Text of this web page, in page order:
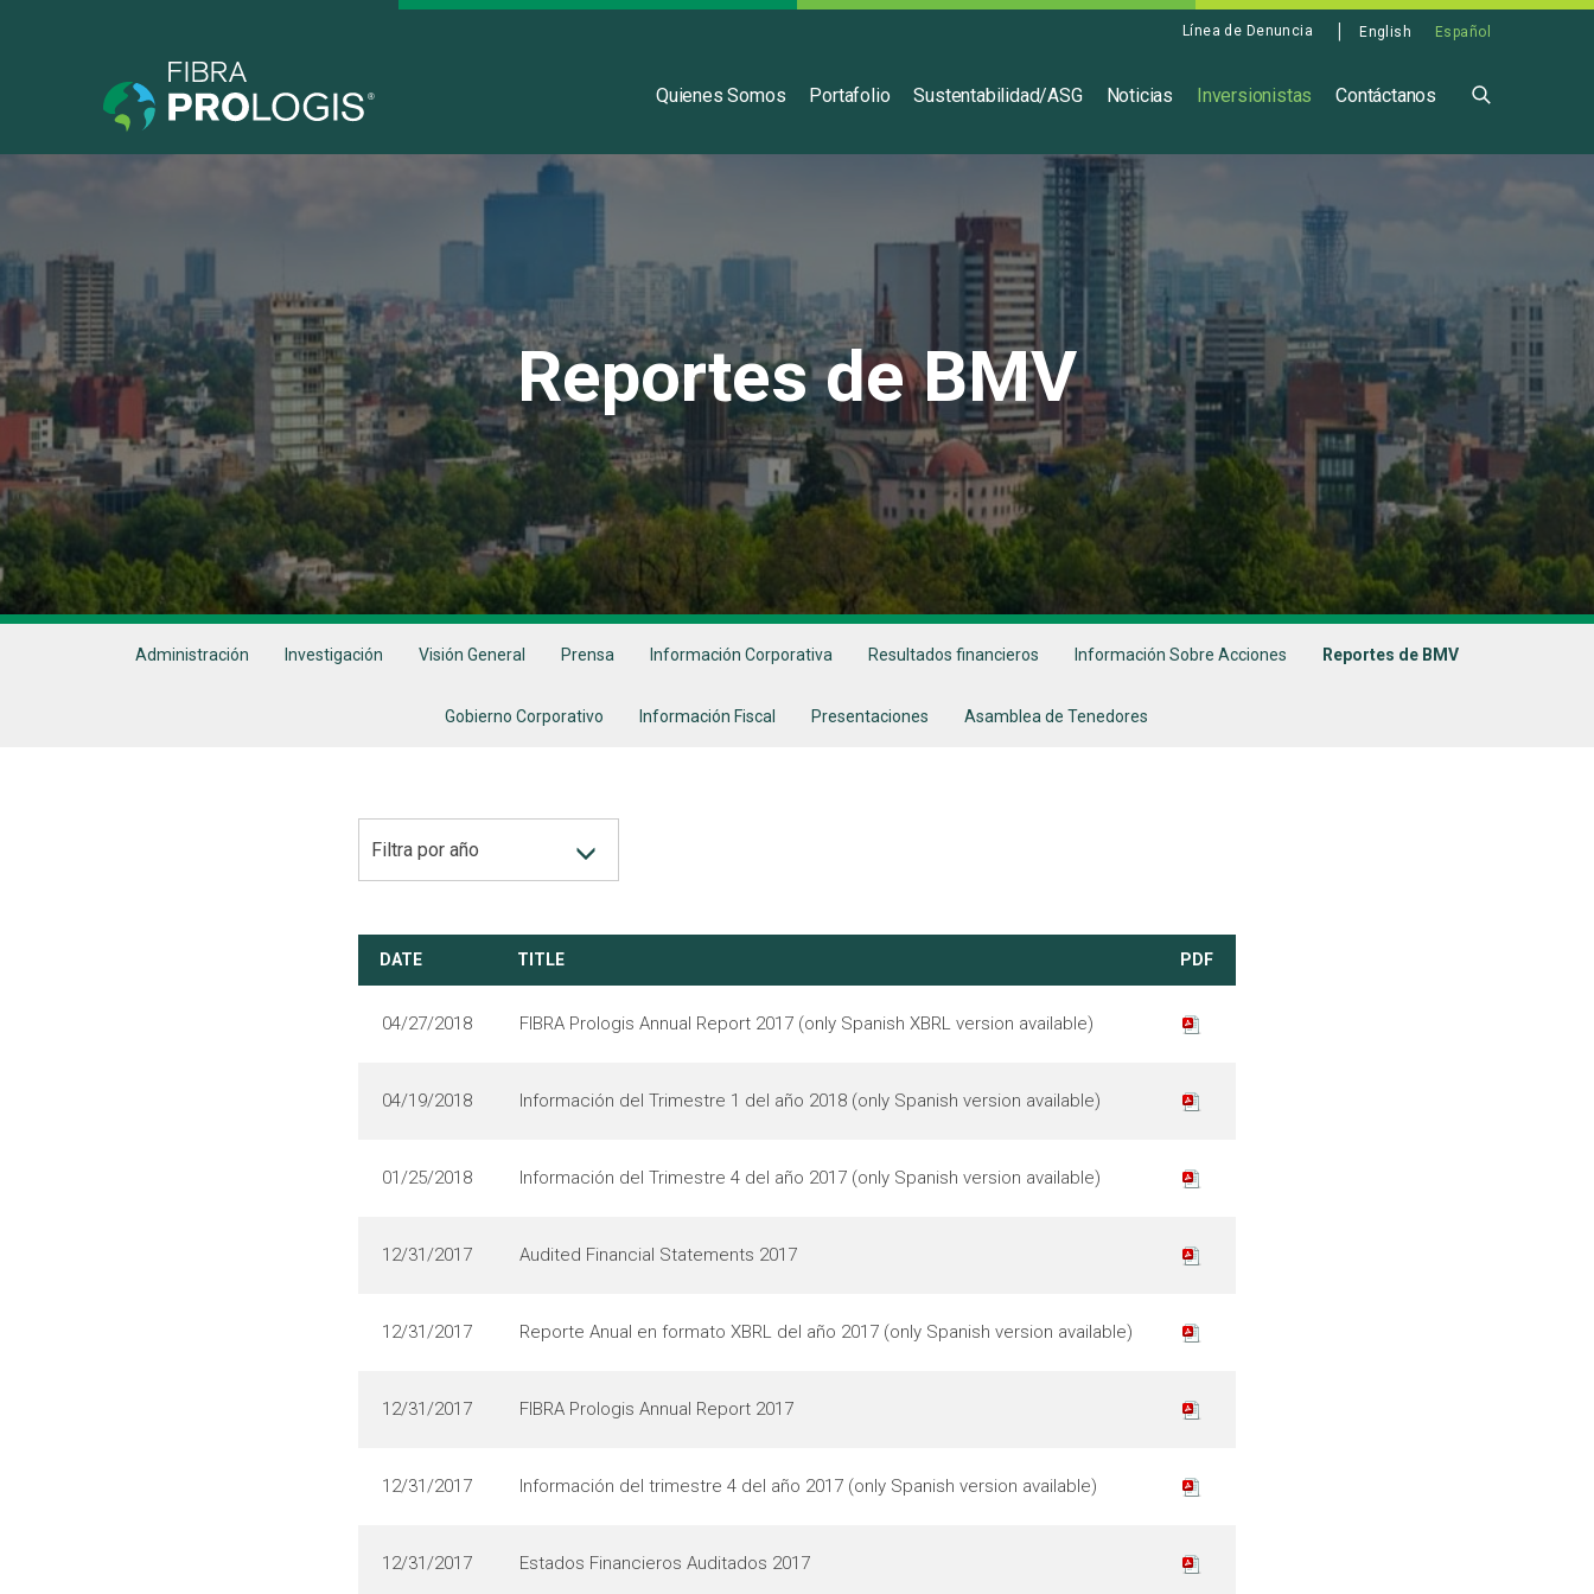
Línea de Denuncia English Español
Español
Quienes Somos Portafolio Sustentabilidad/ASG Noticias Inversionistas Contáctanos
Reportes de BMV
Administración Investigación Visión General Prensa Información Corporativa Resultados financieros Información Sobre Acciones Reportes de BMV
Gobierno Corporativo Información Fiscal Presentaciones Asamblea de Tenedores
Filtra por año
DATE TITLE PDF
04/27/2018 FIBRA Prologis Annual Report 2017 (only Spanish XBRL version available)
04/19/2018 Información del Trimestre 1 del año 2018 (only Spanish version available)
01/25/2018 Información del Trimestre 4 del año 2017 (only Spanish version available)
12/31/2017 Audited Financial Statements 2017
12/31/2017 Reporte Anual en formato XBRL del año 2017 (only Spanish version available)
12/31/2017 FIBRA Prologis Annual Report 2017
12/31/2017 Información del trimestre 4 del año 2017 (only Spanish version available)
12/31/2017 Estados Financieros Auditados 2017